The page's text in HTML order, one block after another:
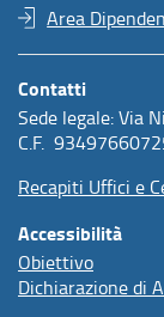
Area
Contatti
Sede legale: Via
C.F.
Recapiti Uffici e
Accessibilità
Obiettivo
Dichiarazione di